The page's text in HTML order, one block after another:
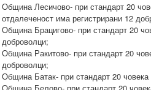
Община Лесичово- при стандарт 20
отдалеченост има регистрирани 12
Община Брацигово- при стандарт 20
доброволци;
Община Ракитово- при стандарт 20
доброволци;
Община Батак- при стандарт 20